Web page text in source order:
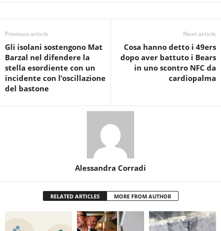
Previous article
Gli isolani sostengono Mat
Barzal nel difendere la
stella esordiente con un
incidente con l’oscillazione
del bastone
Next article
Cosa hanno detto i 49ers
dopo aver battuto i Bears
in uno scontro NFC da
cardiopalma
Alessandra Corradi
RELATED ARTICLES MORE FROM AUTHOR